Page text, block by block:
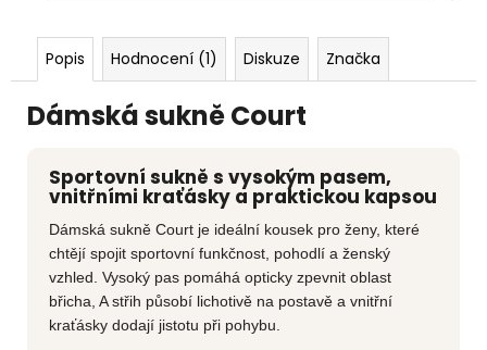
Popis Hodnocení (1) Diskuze Značka
Dámská sukně Court
Sportovní sukně s vysokým pasem,
vnitřními kraťásky a praktickou kapsou
Dámská sukně Court je ideální kousek pro ženy, které
chtějí spojit sportovní funkčnost, pohodlí a ženský
vzhled. Vysoký pas pomáhá opticky zpevnit oblast
břicha, A střih působí lichotivě na postavě a vnitřní
kraťásky dodají jistotu při pohybu.